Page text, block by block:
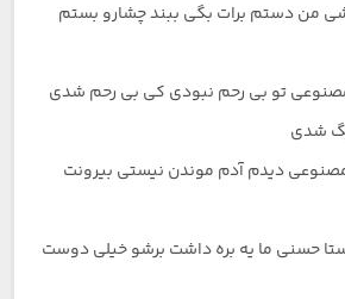
من دستم برات بگی ببند چشارو بستم
تو بی رحم نبودی کی بی رحم شدی
شدی
دیدم آدم موندن نیستی بیرونت
حسنی ما یه بره داشت برشو خیلی دوست